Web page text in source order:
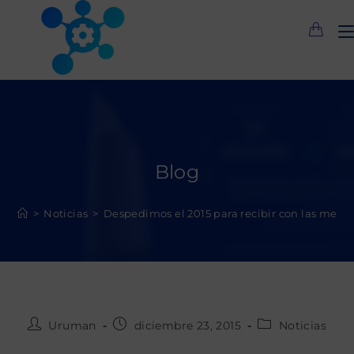
Blog
> Noticias > Despedimos el 2015 para recibir con las
AutorUruman
Publicación
diciembre 23, 2015
Categoría
Noticias